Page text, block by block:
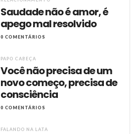
Saudade não é amor, é
apego mal resolvido
0 COMENTÁRIOS
PAPO CABEÇA
Você não precisa de um
novo começo, precisa de
consciência
0 COMENTÁRIOS
FALANDO NA LATA